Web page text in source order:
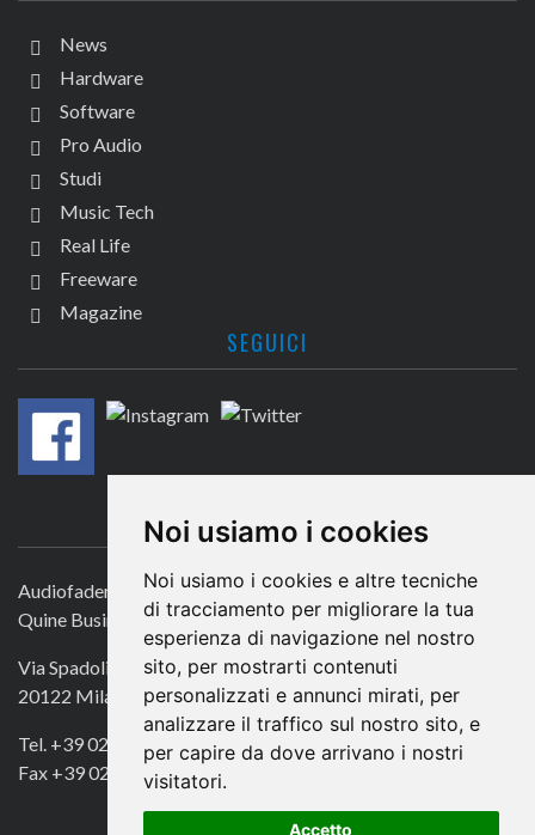
Noi usiamo i cookies
Noi usiamo i cookies e altre tecniche
di tracciamento per migliorare la tua
esperienza di navigazione nel nostro
sito, per mostrarti contenuti
personalizzati e annunci mirati, per
analizzare il traffico sul nostro sito, e
per capire da dove arrivano i nostri
visitatori.
Accetto
News
Hardware
Software
Pro Audio
Studi
Music Tech
Real Life
Freeware
Magazine
SEGUICI
CONTATTACI
Audiofader.com
Quine Business Publisher
Via Spadolini 7
20122 Milano
Tel. +39 02 49756990
Fax +39 02 72016740